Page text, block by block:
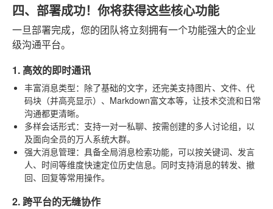
四、部署成功！你将获得这些核心功能
一旦部署完成，您的团队将立刻拥有一个功能强大的企业
级沟通平台。
1. 高效的即时通讯
丰富消息类型：除了基础的文字，还完美支持图片、文件、代
码块（并高亮显示）、Markdown富文本等，让技术交流和日常
沟通都更清晰。
多样会话形式：支持一对一私聊、按需创建的多人讨论组，以
及面向全员的万人系统大群。
强大消息管理：具备全局消息检索功能，可以按关键词、发言
人、时间等维度快速定位历史信息。同时支持消息的转发、撤
回、回复等常用操作。
2. 跨平台的无缝协作